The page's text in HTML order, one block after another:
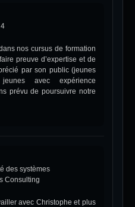
nos cursus de formation
preuve d’expertise et de
par son public (jeunes
avec expérience
prévu de poursuivre notre
des systèmes
Consulting
avec Christophe et plus